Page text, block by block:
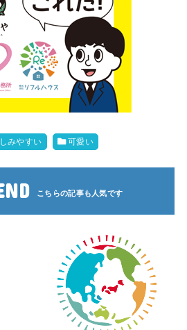
みやすい 可愛い